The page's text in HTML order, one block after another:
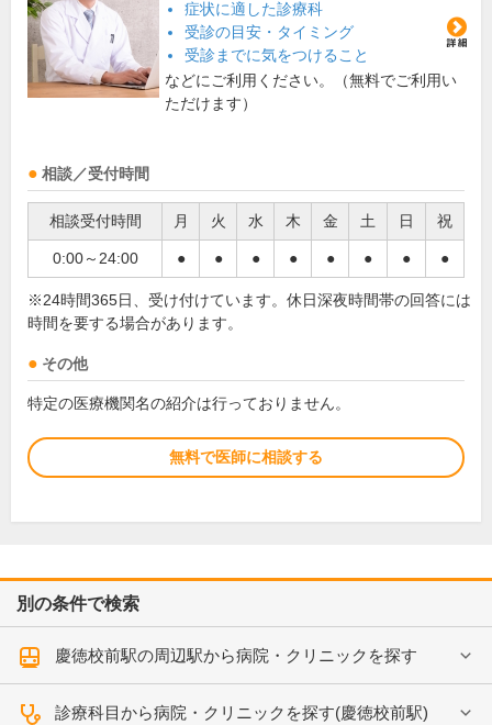
症状に適した診療科
受診の目安・タイミング
受診までに気をつけること
などにご利用ください。（無料でご利用い
ただけます）
相談／受付時間
相談受付時間 月 火 水 木 金 土 日 祝
0:00～24:00 ● ● ● ● ● ● ● ●
※24時間365日、受け付けています。休日深夜時間帯の回答には
時間を要する場合があります。
その他
特定の医療機関名の紹介は行っておりません。
無料で医師に相談する
別の条件で検索
慶徳校前駅の周辺駅から病院・クリニックを探す
診療科目から病院・クリニックを探す(慶徳校前駅)